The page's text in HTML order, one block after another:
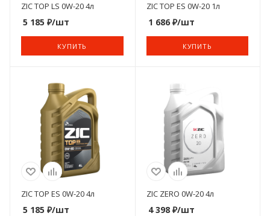
ZIC TOP LS 0W-20 4л
5 185 ₽/шт
КУПИТЬ
ZIC TOP ES 0W-20 1л
1 686₽/шт
КУПИТЬ
ZIC TOP ES 0W-20 4л
5 185 ₽/шт
ZIC ZERO 0W-20 4л
4 398₽/шт